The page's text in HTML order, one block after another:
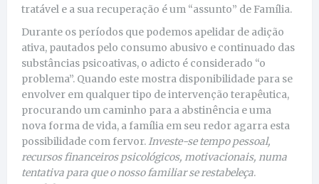
tratável e a sua recuperação é um “assunto” de Família.
Durante os períodos que podemos apelidar de adição
ativa, pautados pelo consumo abusivo e continuado das
substâncias psicoativas, o adicto é considerado “o
problema”. Quando este mostra disponibilidade para se
envolver em qualquer tipo de intervenção terapêutica,
procurando um caminho para a abstinência e uma
nova forma de vida, a família em seu redor agarra esta
possibilidade com fervor. Investe-se tempo pessoal,
recursos financeiros psicológicos, motivacionais, numa
tentativa para que o nosso familiar se restabeleça.